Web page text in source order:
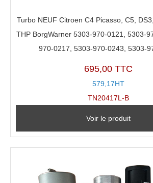
Turbo NEUF Citroen C4 Picasso, C5,
THP BorgWarner 5303-970-0121, 5303-
970-0217, 5303-970-0243, 5303-
695,00 TTC
579,17HT
TN20417L-B
Voir le produit